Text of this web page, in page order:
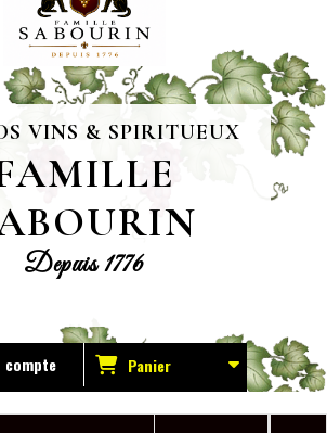
VINS & SPIRITUEUX
Depuis 1776
compte Panier